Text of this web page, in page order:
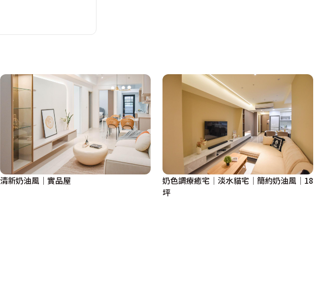
清新奶油風｜實品屋
奶色調療癒宅│淡水貓宅│簡約奶油風│18
坪